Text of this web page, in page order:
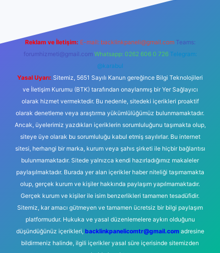
Reklam ve İletişim: E-mail: backlinkpaneli@gmail.com Teams:
forumhizmeti@gmail.com Whatsapp: 0262 606 0 726 Telegram:
@karabul
Yasal Uyarı: Sitemiz, 5651 Sayılı Kanun gereğince Bilgi Teknolojileri
ve İletişim Kurumu (BTK) tarafından onaylanmış bir Yer Sağlayıcı
olarak hizmet vermektedir. Bu nedenle, sitedeki içerikleri proaktif
olarak denetleme veya araştırma yükümlülüğümüz bulunmamaktadır.
Ancak, üyelerimiz yazdıkları içeriklerin sorumluluğunu taşımakta olup,
siteye üye olarak bu sorumluluğu kabul etmiş sayılırlar. Bu internet
sitesi, herhangi bir marka, kurum veya şahıs şirketi ile hiçbir bağlantısı
bulunmamaktadır. Sitede yalnızca kendi hazırladığımız makaleler
paylaşılmaktadır. Burada yer alan içerikler haber niteliği taşımamakta
olup, gerçek kurum ve kişiler hakkında paylaşım yapılmamaktadır.
Gerçek kurum ve kişiler ile isim benzerlikleri tamamen tesadüfidir.
Sitemiz, kar amacı gütmeyen ve tamamen ücretsiz bir bilgi paylaşım
platformudur. Hukuka ve yasal düzenlemelere aykırı olduğunu
düşündüğünüz içerikleri, backlinkpanelicomtr@gmail.comadresine
bildirmeniz halinde, ilgili içerikler yasal süre içerisinde sitemizden